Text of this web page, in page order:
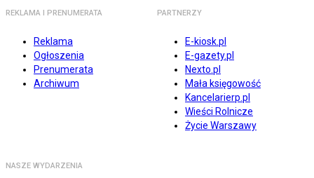
REKLAMA I PRENUMERATA
Reklama
Ogłoszenia
Prenumerata
Archiwum
PARTNERZY
E-kiosk.pl
E-gazety.pl
Nexto.pl
Mała księgowość
Kancelarierp.pl
Wieści Rolnicze
Życie Warszawy
NASZE WYDARZENIA